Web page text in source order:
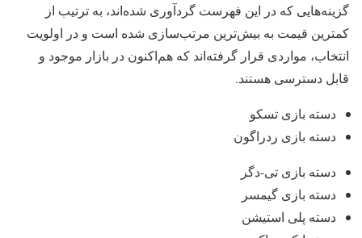
گزینه‌هایی که در این فهرست گردآوری شده‌اند، به ترتیب از
کمترین قیمت به بیش‌ترین مرتب‌سازی شده است و در اولویت
انتخاب، مواردی قرار گرفته‌اند که هم‌اکنون در بازار موجود و
قابل دسترسی هستند.
دسته بازی تسکو
دسته بازی ردراگون
دسته بازی تی-دگر
دسته بازی گیمسر
دسته پلی استیشن